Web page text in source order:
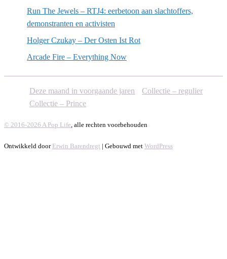
Run The Jewels – RTJ4: eerbetoon aan slachtoffers,
demonstranten en activisten
Holger Czukay – Der Osten Ist Rot
Arcade Fire – Everything Now
Deze maand in voorgaande jaren
Collectie – regulier
Collectie – Prince
© 2016-2026 A Pop Life , alle rechten voorbehouden
Ontwikkeld door Erwin Barendregt | Gebouwd met WordPress